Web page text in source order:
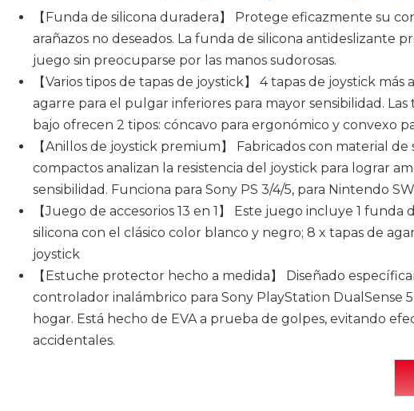
【Funda de silicona duradera】 Protege eficazmente su
arañazos no deseados. La funda de silicona antideslizante
juego sin preocuparse por las manos sudorosas.
【Varios tipos de tapas de joystick】 4 tapas de joystick
agarre para el pulgar inferiores para mayor sensibilidad.
bajo ofrecen 2 tipos: cóncavo para ergonómico y convexo
【Anillos de joystick premium】 Fabricados con material
compactos analizan la resistencia del joystick para lograr
sensibilidad. Funciona para Sony PS 3/4/5, para Nintendo
【Juego de accesorios 13 en 1】 Este juego incluye 1
silicona con el clásico color blanco y negro; 8 x tapas de
joystick
【Estuche protector hecho a medida】 Diseñado
controlador inalámbrico para Sony PlayStation DualSense
hogar. Está hecho de EVA a prueba de golpes, evitando
accidentales.